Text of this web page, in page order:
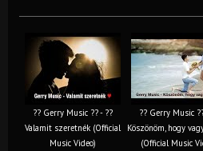
?? Gerry Music ?? - ??
Valamit szeretnék (Official
Music Video)
?? Gerry Music
Köszönöm, hogy
(Official Music